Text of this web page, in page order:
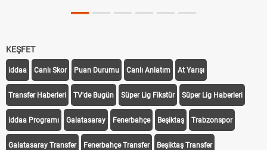
KEŞFET
iddaa Canlı Skor Puan Durumu Canlı Anlatım At Yarışı
Transfer Haberleri TV'de Bugün Süper Lig Fikstür Süper Lig Haberleri
iddaa Programı Galatasaray Fenerbahçe Beşiktaş Trabzonspor
Galatasaray Transfer Fenerbahçe Transfer Beşiktaş Transfer